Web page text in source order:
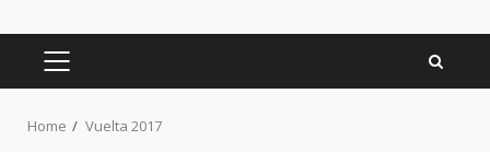
PRIMARY
Home Vuelta 2017